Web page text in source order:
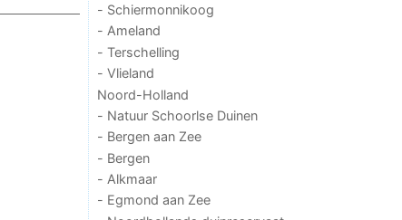
- Schiermonnikoog
- Ameland
- Terschelling
- Vlieland
Noord-Holland
- Natuur Schoorlse Duinen
- Bergen aan Zee
- Bergen
- Alkmaar
- Egmond aan Zee